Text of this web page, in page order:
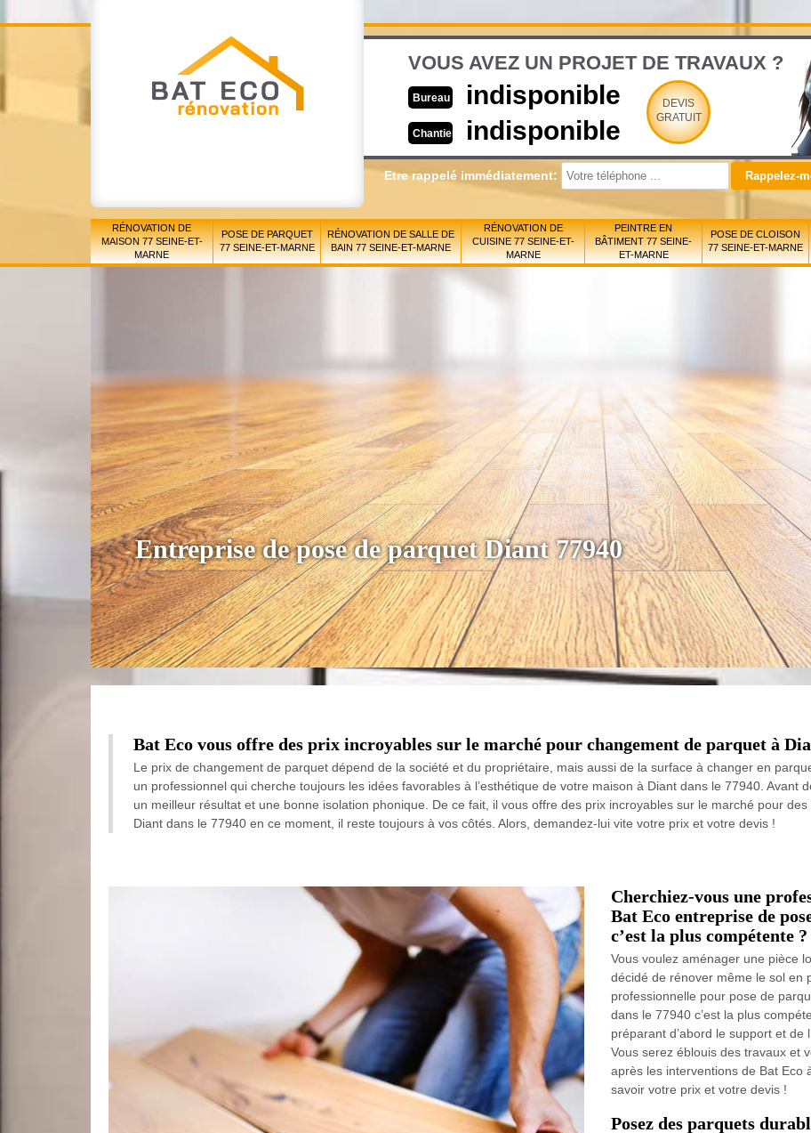
VOUS AVEZ UN PROJET DE TRAVAUX ?
Bureau indisponible
Chantier indisponible
DEVIS
GRATUIT
Etre rappelé immédiatement:
RÉNOVATION DE
MAISON 77 SEINE-ET-
MARNE
POSE DE PARQUET
77 SEINE-ET-MARNE
RÉNOVATION DE SALLE DE
BAIN 77 SEINE-ET-MARNE
RÉNOVATION DE
CUISINE 77 SEINE-ET-
MARNE
PEINTRE EN
BÂTIMENT 77 SEINE-
ET-MARNE
POSE DE CLOISON
77 SEINE-ET-MARNE
Entreprise de pose de parquet Diant 77940
Bat Eco vous offre des prix incroyables sur le marché pour changement de parquet à
Le prix de changement de parquet dépend de la société et du propriétaire, mais aussi de la surface à changer en
un professionnel qui cherche toujours les idées favorables à l’esthétique de votre maison à Diant dans le 77940. Avant
un meilleur résultat et une bonne isolation phonique. De ce fait, il vous offre des prix incroyables sur le marché pour
Diant dans le 77940 en ce moment, il reste toujours à vos côtés. Alors, demandez-lui vite votre prix et votre devis !
Cherchiez-vous une
Bat Eco entreprise de
c’est la plus compétente ?
Vous voulez aménager une pièce
décidé de rénover même le sol en
professionnelle pour pose de
dans le 77940 c’est la plus
préparant d’abord le support et de
Vous serez éblouis des travaux et
après les interventions de Bat Eco
savoir votre prix et votre devis !
Posez des parquets